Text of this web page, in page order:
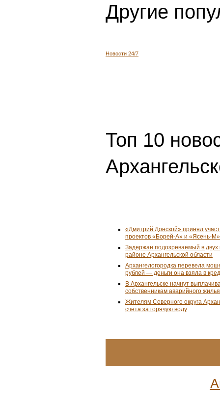
Другие
Новости 24/7
Топ 10
«Дмитрий Донской» принял
проектов «Борей-А» и «Ясень-М»
Задержан подозреваемый в
районе Архангельской области
Архангелогородка перевела
рублей — деньги она взяла в
В Архангельске начнут
собственникам аварийного жилья
Жителям Северного округа
счета за горячую воду